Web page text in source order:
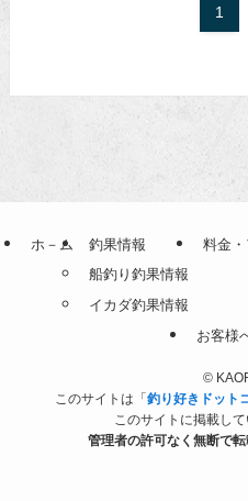
1
ホ－ム
釣果情報
船釣り釣果情報
イカダ釣果情報
料金
お客様
©
このサイトは「 釣り好きドット
このサイトに掲載し
管理者の許可なく無断で